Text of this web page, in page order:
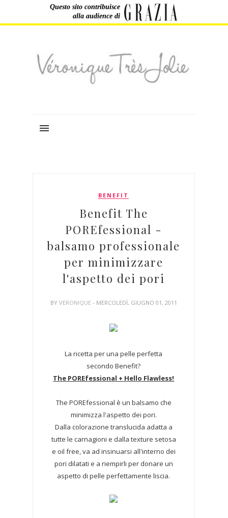
Questo sito contribuisce
alla audience di
BENEFIT
Benefit The
POREfessional -
balsamo professionale
per minimizzare
l'aspetto dei pori
BY VERONIQUE - MERCOLEDÌ, GIUGNO 01, 2011
La ricetta per una pelle perfetta
secondo Benefit?
The POREfessional + Hello Flawless!
The POREfessional è un balsamo che
minimizza l'aspetto dei pori.
Dalla colorazione translucida adatta a
tutte le carnagioni e dalla texture setosa
e oil free, va ad insinuarsi all'interno dei
pori dilatati e a riempirli per donare un
aspetto di pelle perfettamente liscia.